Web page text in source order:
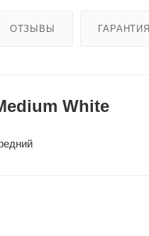
ОТЗЫВЫ ГАРАНТИЯ
White